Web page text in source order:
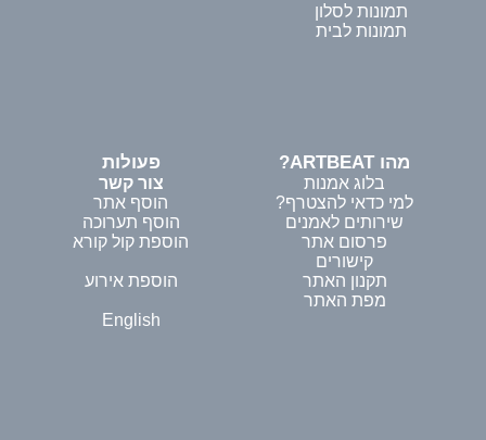
תמונות לסלון
תמונות לבית
מהו ARTBEAT?
בלוג אמנות
למי כדאי להצטרף?
שירותים לאמנים
פרסום אתר
קישורים
תקנון האתר
מפת האתר
פעולות
צור קשר
הוסף אתר
הוסף תערוכה
הוספת קול קורא
הוספת אירוע
English